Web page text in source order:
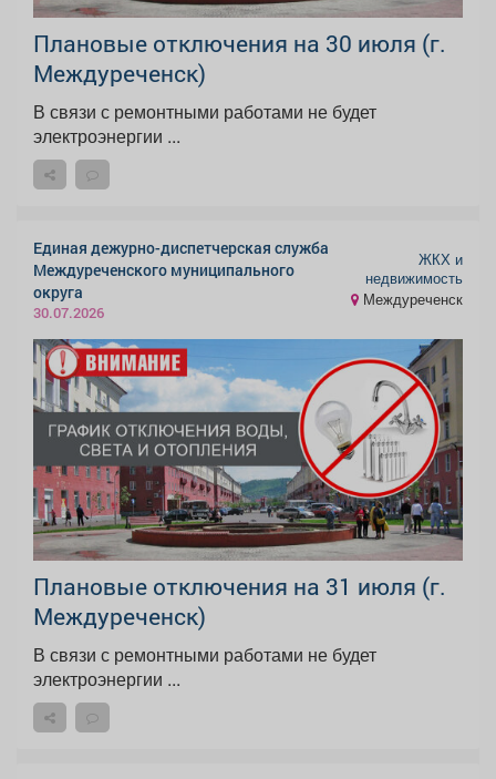
Плановые отключения на 30 июля (г.
Междуреченск)
В связи с ремонтными работами не будет
электроэнергии ...
Единая дежурно-диспетчерская служба
Междуреченского муниципального
округа
30.07.2026
ЖКХ и
недвижимость
Междуреченск
Плановые отключения на 31 июля (г.
Междуреченск)
В связи с ремонтными работами не будет
электроэнергии ...